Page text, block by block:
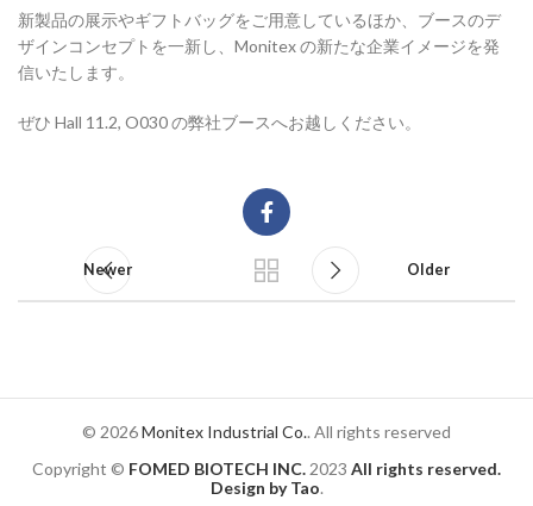
新製品の展示やギフトバッグをご用意しているほか、ブースのデ
ザインコンセプトを一新し、Monitex の新たな企業イメージを発
信いたします。
ぜひ Hall 11.2, O030 の弊社ブースへお越しください。
Newer Older
© 2026Monitex Industrial Co.. All rights reserved
Copyright © FOMED BIOTECH INC. 2023 All rights reserved.
Design by Tao.